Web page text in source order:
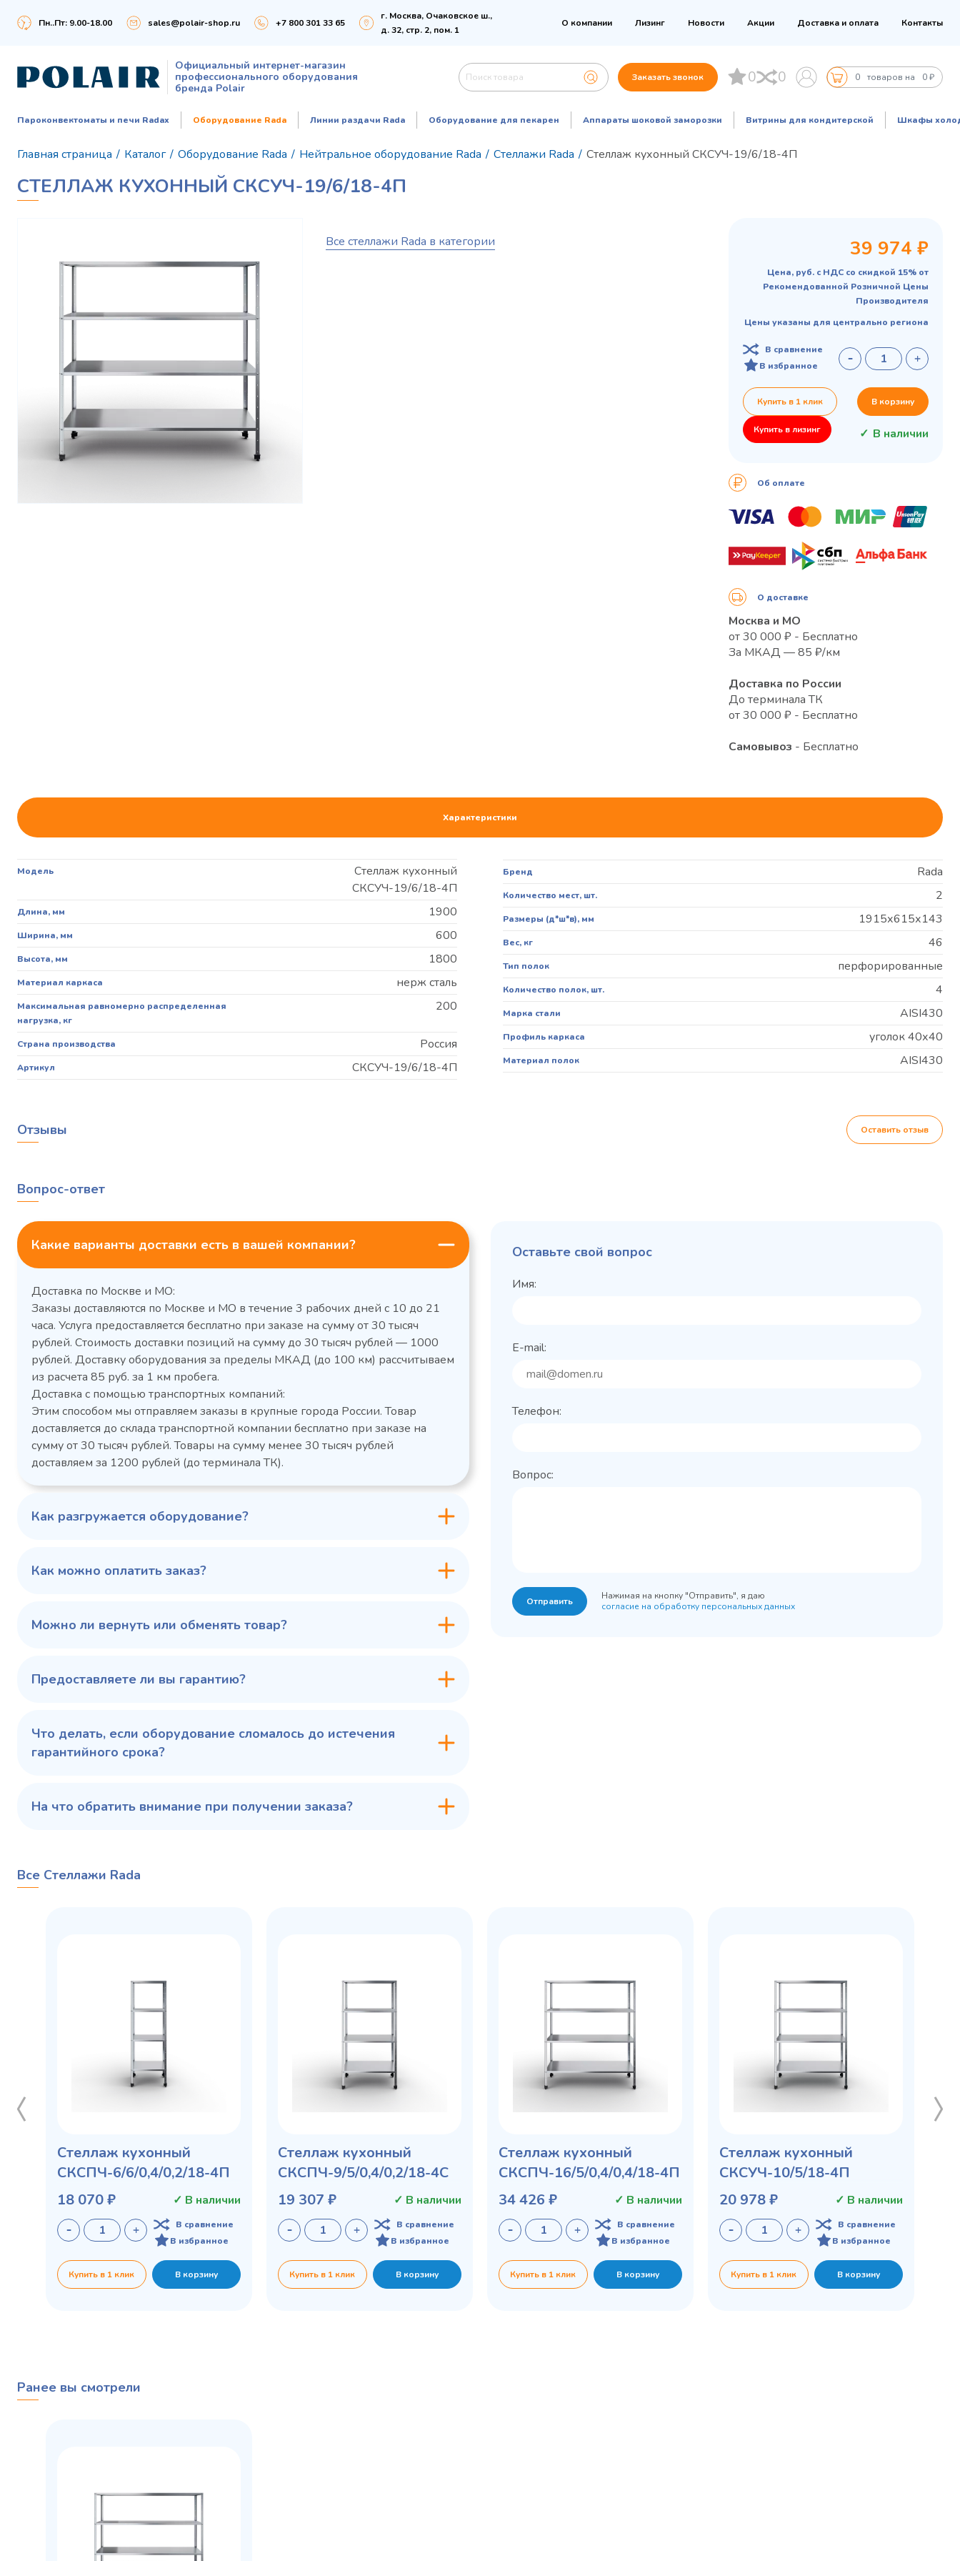
Пн..Пт: 9.00-18.00 sales@polair-shop.ru +7 800 301 33 65
г. Москва, Очаковское ш.,
д. 32, стр. 2, пом. 1
О компании Лизинг Новости Акции Доставка и оплата Контакты
Официальный интернет-магазин
профессионального оборудования
бренда Polair
Заказать звонок 0 0 0 товаров на 0 ₽
Пароконвектоматы и печи Radax Оборудование Rada Линии раздачи Rada Оборудование для пекарен Аппараты шоковой заморозки Витрины для кондитерской Шкафы
Главная страница / Каталог / Оборудование Rada / Нейтральное оборудование Rada / Стеллажи Rada / Стеллаж кухонный СКСУЧ-19/6/18-4П
СТЕЛЛАЖ КУХОННЫЙ СКСУЧ-19/6/18-4П
Все стеллажи Rada в категории 39 974 ₽
Цена, руб. с НДС со скидкой 15% от
Рекомендованной Розничной Цены
Производителя
Цены указаны для центрально региона
В сравнение
В избранное
Купить в 1 клик В корзину
Купить в лизинг В наличии
Об оплате
О доставке
Москва и МО
от 30 000 ₽ - Бесплатно
За МКАД — 85 ₽/км
Доставка по России
До терминала ТК
от 30 000 ₽ - Бесплатно
Самовывоз - Бесплатно
Характеристики
Модель
Стеллаж кухонный
СКСУЧ-19/6/18-4П
Длина, мм 1900
Ширина, мм 600
Высота, мм 1800
Материал каркаса нерж сталь
Максимальная равномерно распределенная
нагрузка, кг
200
Страна производства Россия
Артикул СКСУЧ-19/6/18-4П
Бренд Rada
Количество мест, шт. 2
Размеры (д*ш*в), мм 1915х615х143
Вес, кг 46
Тип полок перфорированные
Количество полок, шт. 4
Марка стали AISI430
Профиль каркаса уголок 40х40
Материал полок AISI430
Холодильный шкаф Polair
CM105-G из нержавеющей
стали
Расход
электроэнергии за
сутки, кВт/ч, не
3,5
размеры (Д х Ш х В),
режим, °C
100 343 ₽ ✓ В наличии
Холодильный стол Polair
TM2-G
среднетемпературный
Артикул 1050421d
Габаритные
размеры (Д х Ш х В),
мм
1200x605x850/91
0
Серия столов
Grande -
102 797 ₽ ✓ В наличии
Холодильный
Polair ШХФ-0,2
Расход
Габаритные
60 775 ₽
Отзывы Оставить отзыв
Вопрос-ответ
Какие варианты доставки есть в вашей компании?
Доставка по Москве и МО:
Заказы доставляются по Москве и МО в течение 3 рабочих дней с 10 до 21
часа. Услуга предоставляется бесплатно при заказе на сумму от 30 тысяч
рублей. Стоимость доставки позиций на сумму до 30 тысяч рублей — 1000
рублей. Доставку оборудования за пределы МКАД (до 100 км) рассчитываем
из расчета 85 руб. за 1 км пробега.
Доставка с помощью транспортных компаний:
Этим способом мы отправляем заказы в крупные города России. Товар
доставляется до склада транспортной компании бесплатно при заказе на
сумму от 30 тысяч рублей. Товары на сумму менее 30 тысяч рублей
доставляем за 1200 рублей (до терминала ТК).
Как разгружается оборудование?
Как можно оплатить заказ?
Можно ли вернуть или обменять товар?
Предоставляете ли вы гарантию?
Что делать, если оборудование сломалось до истечения
гарантийного срока?
На что обратить внимание при получении заказа?
Оставьте свой вопрос
Имя:
E-mail:
Телефон:
Вопрос:
Отправить
Нажимая на кнопку "Отправить", я даю
согласие на обработку персональных данных
Все Стеллажи Rada
Стеллаж кухонный
СКСПЧ-6/6/0,4/0,2/18-4П
18 070 ₽
✓ В наличии
В сравнение
В избранное
Купить в 1 клик В корзину
Стеллаж кухонный
СКСПЧ-9/5/0,4/0,2/18-4С
19 307 ₽
✓ В наличии
В сравнение
В избранное
Купить в 1 клик В корзину
Стеллаж кухонный
СКСПЧ-16/5/0,4/0,4/18-4П
34 426 ₽
✓ В наличии
В сравнение
В избранное
Купить в 1 клик В корзину
Стеллаж кухонный
СКСУЧ-10/5/18-4П
20 978 ₽
✓ В наличии
В сравнение
В избранное
Купить в 1 клик В корзину
Ранее вы смотрели